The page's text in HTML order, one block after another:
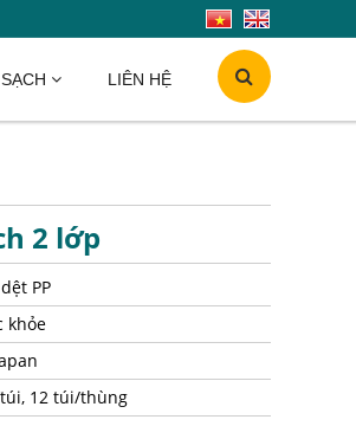
LIÊN HỆ
2 lớp
PP
khỏe
12 túi/thùng